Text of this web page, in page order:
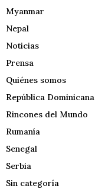
Myanmar
Nepal
Noticias
Prensa
Quiénes somos
República Dominicana
Rincones del Mundo
Rumanía
Senegal
Serbia
Sin categoría